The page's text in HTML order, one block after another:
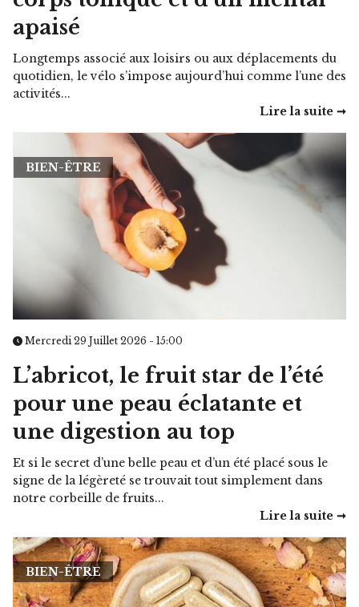
apaisé
Longtemps associé aux loisirs ou aux déplacements du
quotidien, le vélo s’impose aujourd’hui comme l’une des
activités...
Lire la suite ➞
BIEN-ÊTRE
Mercredi 29 Juillet 2026 - 15:00
L’abricot, le fruit star de l’été
pour une peau éclatante et
une digestion au top
Et si le secret d’une belle peau et d’un été placé sous le
signe de la légèreté se trouvait tout simplement dans
notre corbeille de fruits...
Lire la suite ➞
BIEN-ÊTRE